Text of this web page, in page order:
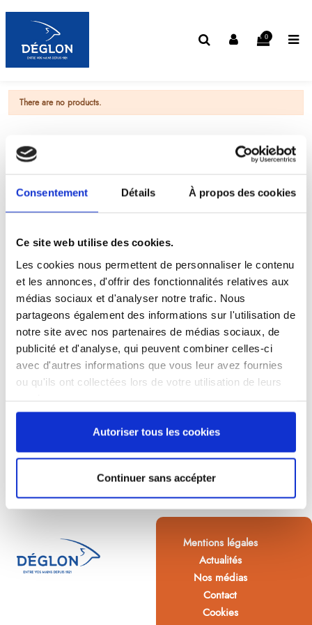
Consentement Détails À propos des cookies
Ce site web utilise des cookies.
Les cookies nous permettent de personnaliser le contenu
et les annonces, d'offrir des fonctionnalités relatives aux
médias sociaux et d'analyser notre trafic. Nous
partageons également des informations sur l'utilisation de
notre site avec nos partenaires de médias sociaux, de
publicité et d'analyse, qui peuvent combiner celles-ci
avec d'autres informations que vous leur avez fournies
ou qu'ils ont collectées lors de votre utilisation de leurs
Autoriser tous les cookies
Continuer sans accépter
0
There are no products.
Mentions légales
Actualités
Nos médias
Contact
Cookies